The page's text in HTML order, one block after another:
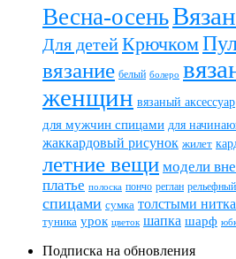
Весна-осень
Для детейКрючком
вязание белый болеро
женщин вязаный аксессуар
для мужчин спицами для
жаккардовый рисунок жилет
летние вещи модели
платье полоска пончо реглан
спицами сумка толстыми
туника урок цветок шапка шарф
Подписка на обновления